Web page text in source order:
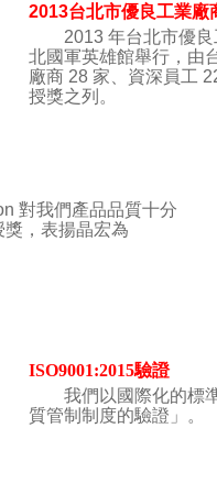
2013台北市優良工業廠
2013 年台北市優良
北國軍英雄館舉行，由
廠商 28 家、資深員工
授獎之列。
對我們產品品質十分
，表揚晶宏為
ISO9001:2015驗證
我們以國際化的標準
質管制制度的驗證」。